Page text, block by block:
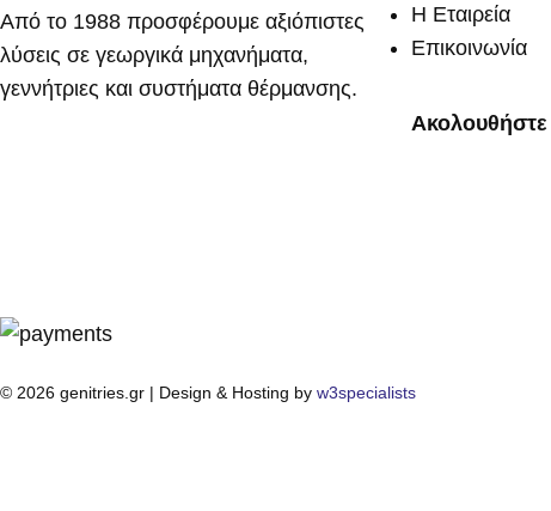
Από το 1988 προσφέρουμε αξιόπιστες
λύσεις σε γεωργικά μηχανήματα,
γεννήτριες και συστήματα θέρμανσης.
Η Εταιρεία
Επικοινωνία
© 2026 genitries.gr | Design & Hosting by w3specialists